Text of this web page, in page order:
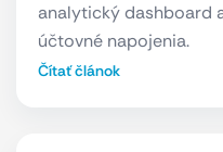
analytický dashboard
účtovné napojenia.
Čítať článok